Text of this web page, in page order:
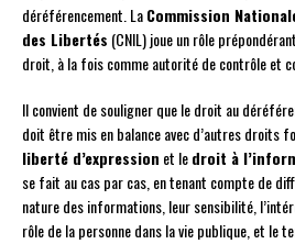
déréférencement. LaCommission
des Libertés (CNIL) joue un rôle
droit, à la fois comme autorité de contrôle et
Il convient de souligner que le droit au
doit être mis en balance avec d’autres droits
liberté d’expression et ledroit à
se fait au cas par cas, en tenant compte de
nature des informations, leur sensibilité,
rôle de la personne dans la vie publique, et le